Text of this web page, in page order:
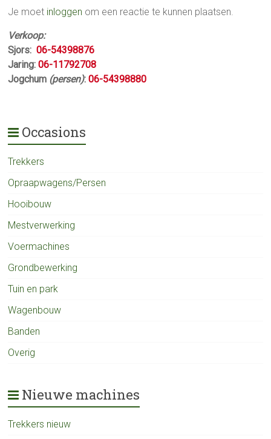
Je moet inloggen om een reactie te kunnen plaatsen.
Verkoop:
Sjors:06-54398876
Jaring:06-11792708
Jogchum (persen): 06-54398880
Occasions
Trekkers
Opraapwagens/Persen
Hooibouw
Mestverwerking
Voermachines
Grondbewerking
Tuin en park
Wagenbouw
Banden
Overig
Nieuwe machines
Trekkers nieuw